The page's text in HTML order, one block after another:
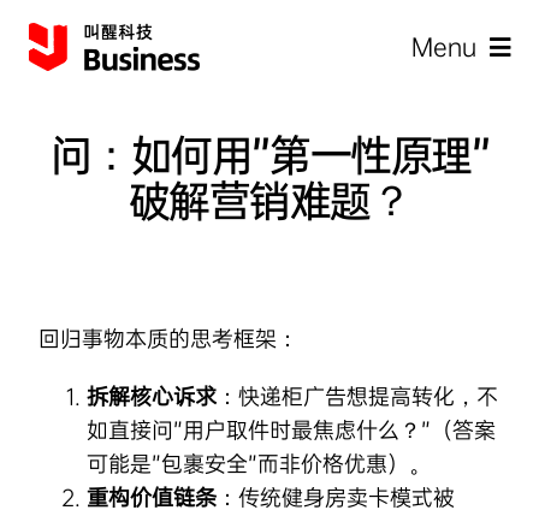
Skip
Menu
问：如何用”第一性原理”
破解营销难题？
回归事物本质的思考框架：
拆解核心诉求：快递柜广告想提高转化，不
如直接问”用户取件时最焦虑什么？”（答案
可能是”包裹安全”而非价格优惠）。
重构价值链条：传统健身房卖卡模式被